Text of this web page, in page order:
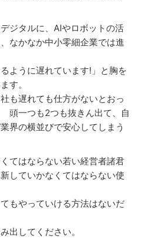
ジタルに、AIやロボットの活
なかなか中小零細企業では進
ように遅れています!」と胸を
す。
も遅れても仕方がないとおっ
頭一つも2つも抜きん出て、自
界の横並びで安心してしまう
てはならない若い経営者諸君
していかなくてはならない使
もやっていける方法はないだ
出してください。